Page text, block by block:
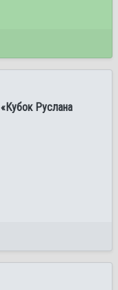
«Кубок Руслана